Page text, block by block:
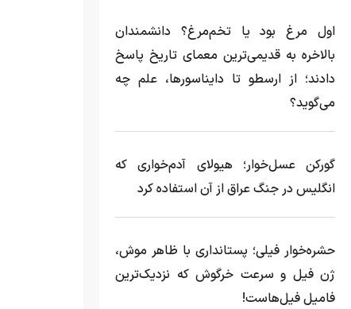
اول مرغ بود یا تخم‌مرغ؟ دانشمندان
بالاخره به قدیمی‌ترین معمای تاریخ پاسخ
دادند؛ از ارسطو تا دایناسورها، علم چه
می‌گوید؟
گورکن عسل‌خوار؛ هیولای آدم‌خواری که
انگلیس در جنگ عراق از آن استفاده کرد
حشره‌خوار فیلی؛ پستانداری با ظاهر موش،
ژن فیل و سرعت خرگوش که نزدیک‌ترین
فامیل فیل‌هاست!